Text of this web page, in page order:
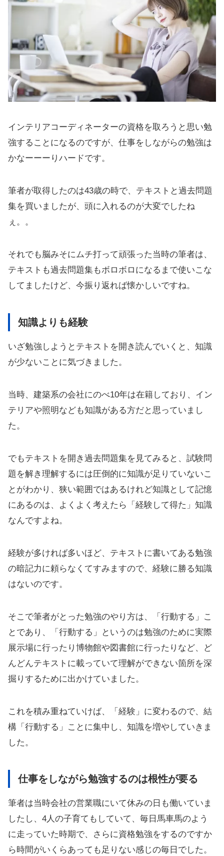
インテリアコーディネーターの資格を取ろうと思い勉
強することになるのですが、仕事をしながらの勉強は
かなーーーりハードです。
筆者が取得したのは43歳の時で、テキストと過去問題
集を買いましたが、頭に入れるのが大変でしたね
ぇ。。
それでも脳みそにムチ打って頑張った当時の筆者は、
テキストも過去問題集もボロボロになるまで使いこな
してましたけど、今振り返れば懐かしいですね。
知識よりも経験
いざ勉強しようとテキストを開き読んでいくと、知識
が少ないことに気づきました。
当時、建築系の会社にのべ10年は在籍しており、イン
テリアや照明なども知識がある方だと思っていまし
た。
でもテキストを開き過去問題集を見てみると、試験問
題を解き理解するには圧倒的に知識が足りていないこ
とがわかり、狭い範囲ではあるけれど知識として記憶
にあるのは、よくよく考えたら「経験して得た」知識
なんですよね。
経験が多ければ多いほど、テキストに書いてある勉強
の暗記力に頼らなくてすみますので、経験に勝る知識
はないのです。
そこで筆者がとった勉強のやり方は、「行動する」こ
とであり、「行動する」というのは勉強のために実際
展示場に行ったり博物館や図書館に行ったりなど、ど
んどんテキストに載っていて理解ができない箇所を深
掘りするために出かけていました。
これを積み重ねていけば、「経験」に変わるので、結
構「行動する」ことに集中し、知識を増やしていきま
した。
仕事をしながら勉強するのは根性が要る
筆者は当時会社の営業職にいて休みの日も働いていま
したし、4人の子育てもしていて、毎日馬車馬のよう
に走っていた時期で、さらに資格勉強をするのですか
ら時間がいくらあっても足りない感じの毎日でした。